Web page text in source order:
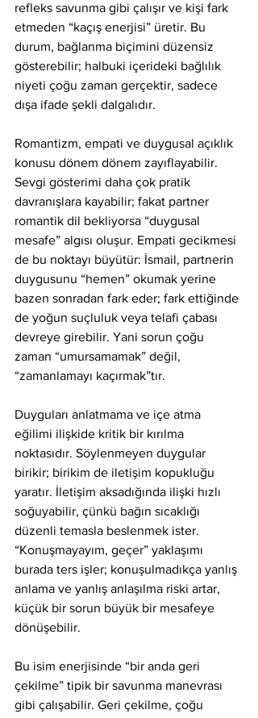
refleks savunma gibi çalışır ve kişi fark
etmeden “kaçış enerjisi” üretir. Bu
durum, bağlanma biçimini düzensiz
gösterebilir; halbuki içerideki bağlılık
niyeti çoğu zaman gerçektir, sadece
dışa ifade şekli dalgalıdır.
Romantizm, empati ve duygusal açıklık
konusu dönem dönem zayıflayabilir.
Sevgi gösterimi daha çok pratik
davranışlara kayabilir; fakat partner
romantik dil bekliyorsa “duygusal
mesafe” algısı oluşur. Empati gecikmesi
de bu noktayı büyütür: İsmail, partnerin
duygusunu “hemen” okumak yerine
bazen sonradan fark eder; fark ettiğinde
de yoğun suçluluk veya telafi çabası
devreye girebilir. Yani sorun çoğu
zaman “umursamamak” değil,
“zamanlamayı kaçırmak”tır.
Duyguları anlatmama ve içe atma
eğilimi ilişkide kritik bir kırılma
noktasıdır. Söylenmeyen duygular
birikir; birikim de iletişim kopukluğu
yaratır. İletişim aksadığında ilişki hızlı
soğuyabilir, çünkü bağın sıcaklığı
düzenli temasla beslenmek ister.
“Konuşmayayım, geçer” yaklaşımı
burada ters işler; konuşulmadıkça yanlış
anlama ve yanlış anlaşılma riski artar,
küçük bir sorun büyük bir mesafeye
dönüşebilir.
Bu isim enerjisinde “bir anda geri
çekilme” tipik bir savunma manevrası
gibi çalışabilir. Geri çekilme, çoğu